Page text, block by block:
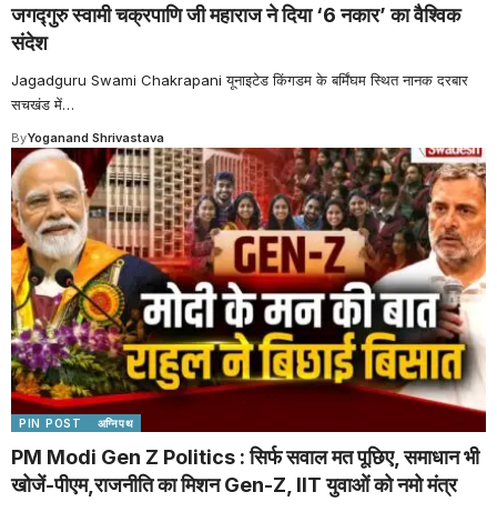
जगद्गुरु स्वामी चक्रपाणि जी महाराज ने दिया ‘6 नकार’ का वैश्विक
संदेश
Jagadguru Swami Chakrapani यूनाइटेड किंगडम के बर्मिंघम स्थित नानक दरबार
सचखंड में…
ByYoganand Shrivastava
PIN POST अग्निपथ
PM Modi Gen Z Politics : सिर्फ सवाल मत पूछिए, समाधान भी
खोजें-पीएम,राजनीति का मिशन Gen-Z, IIT युवाओं को नमो मंत्र